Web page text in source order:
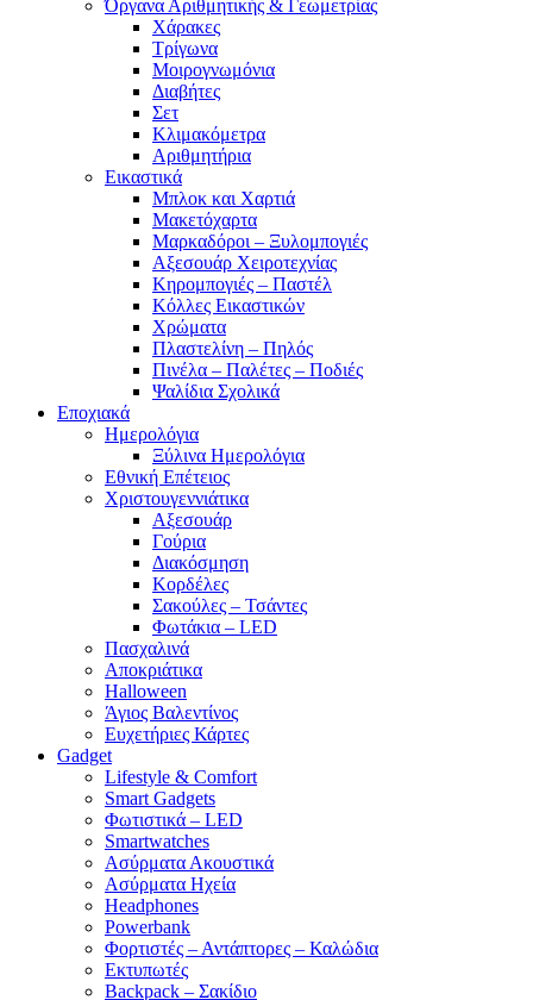
Όργανα Αριθμητικής & Γεωμετρίας
Χάρακες
Τρίγωνα
Mοιρογνωμόνια
Διαβήτες
Σετ
Κλιμακόμετρα
Αριθμητήρια
Εικαστικά
Μπλοκ και Χαρτιά
Μακετόχαρτα
Μαρκαδόροι – Ξυλομπογιές
Αξεσουάρ Χειροτεχνίας
Κηρομπογιές – Παστέλ
Κόλλες Εικαστικών
Χρώματα
Πλαστελίνη – Πηλός
Πινέλα – Παλέτες – Ποδιές
Ψαλίδια Σχολικά
Εποχιακά
Ημερολόγια
Ξύλινα Ημερολόγια
Εθνική Επέτειος
Χριστουγεννιάτικα
Αξεσουάρ
Γούρια
Διακόσμηση
Κορδέλες
Σακούλες – Τσάντες
Φωτάκια – LED
Πασχαλινά
Αποκριάτικα
Halloween
Άγιος Βαλεντίνος
Ευχετήριες Κάρτες
Gadget
Lifestyle & Comfort
Smart Gadgets
Φωτιστικά – LED
Smartwatches
Ασύρματα Ακουστικά
Ασύρματα Ηχεία
Headphones
Powerbank
Φορτιστές – Αντάπτορες – Καλώδια
Εκτυπωτές
Backpack – Σακίδιο